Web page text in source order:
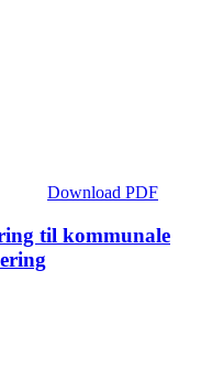
Download PDF
til kommunale